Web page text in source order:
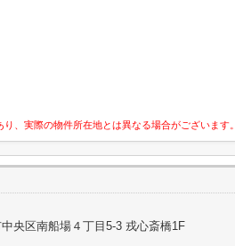
、実際の物件所在地とは異なる場合がございます。
央区南船場４丁目5-3 戎心斎橋1F